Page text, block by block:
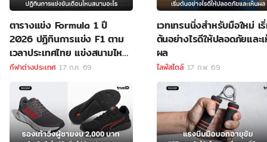
ตารางแข่ง Formula 1 ปี
2026 ปฏิทินการแข่ง F1 ตาม
เวลาประเทศไทย แข่งสนามไหน
ลิงค์ดูสด F1
กีฬาต่างประเทศ 17 ก.ค. 69
เวทเทรนนิ่งสำหรับมือใหม่ เ
ต้นอย่างไรดีให้ปลอดภัยและ
ผล
ไลฟ์สไตล์ 17 ก.พ. 69